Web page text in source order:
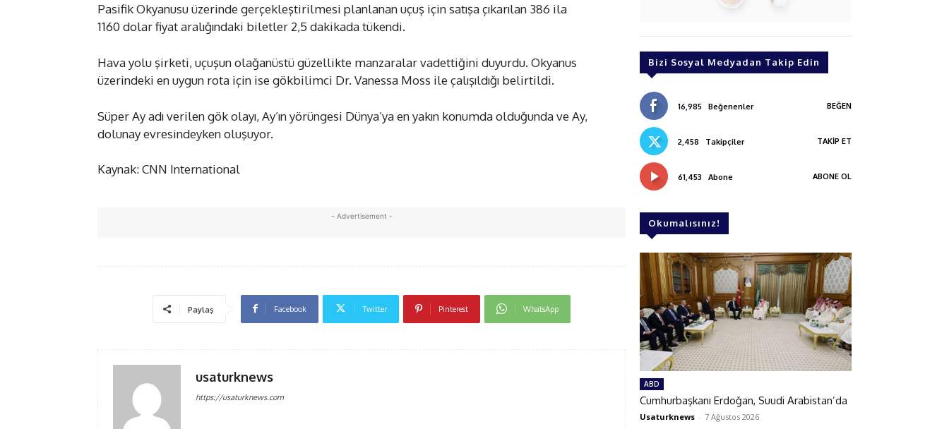
Pasifik Okyanusu üzerinde gerçekleştirilmesi planlanan uçuş için satışa çıkarılan 386 ila
1160 dolar fiyat aralığındaki biletler 2,5 dakikada tükendi.
Hava yolu şirketi, uçuşun olağanüstü güzellikte manzaralar vadettiğini duyurdu. Okyanus
üzerindeki en uygun rota için ise gökbilimci Dr. Vanessa Moss ile çalışıldığı belirtildi.
Süper Ay adı verilen gök olayı, Ay’ın yörüngesi Dünya’ya en yakın konumda olduğunda ve Ay,
dolunay evresindeyken oluşuyor.
Kaynak: CNN International
- Advertisement -
Paylaş Facebook Twitter Pinterest WhatsApp
usaturknews
https://usaturknews.com
Bizi Sosyal Medyadan Takip Edin
16,985 Beğenenler BEĞEN
2,458 Takipçiler TAKIP ET
61,453 Abone ABONE OL
Okumalısınız!
ABD
Cumhurbaşkanı Erdoğan, Suudi Arabistan’da
Usaturknews - 7 Ağustos 2026